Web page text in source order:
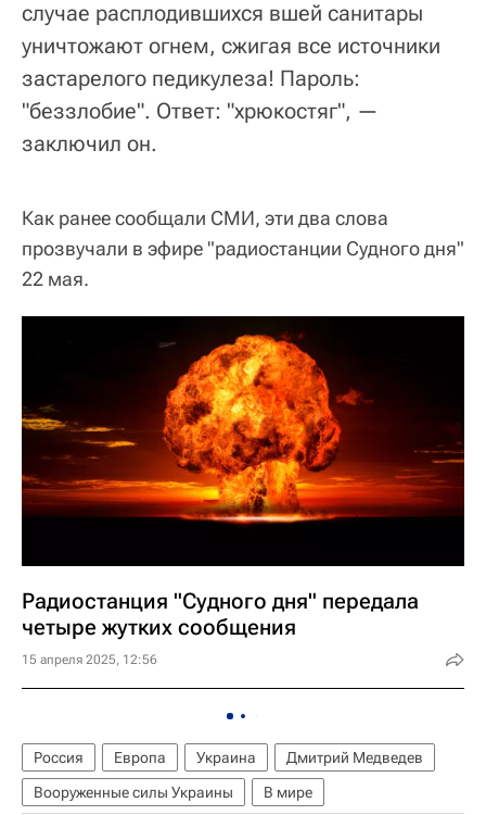
случае расплодившихся вшей санитары
уничтожают огнем, сжигая все источники
застарелого педикулеза! Пароль:
"беззлобие". Ответ: "хрюкостяг", —
заключил он.
Как ранее сообщали СМИ, эти два слова
прозвучали в эфире "радиостанции Судного дня"
22 мая.
Радиостанция "Судного дня" передала
четыре жутких сообщения
15 апреля 2025, 12:56
Россия Европа Украина
Дмитрий Медведев
Вооруженные силы Украины
В мире